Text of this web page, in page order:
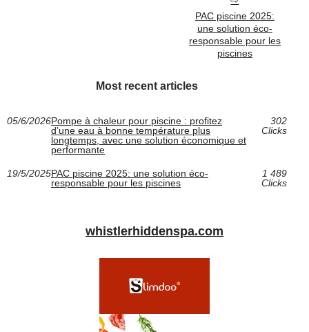
PAC piscine 2025:
une solution éco-
responsable pour les
piscines
Most recent articles
05/6/2026Pompe à chaleur pour piscine : profitez
d’une eau à bonne température plus
longtemps, avec une solution économique et
performante
302
Clicks
19/5/2025PAC piscine 2025: une solution éco-
responsable pour les piscines
1 489
Clicks
whistlerhiddenspa.com